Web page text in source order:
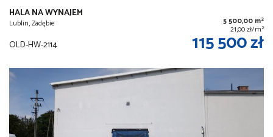
HALA NA WYNAJEM
Lublin, Zadębie 5 500,00 m2
21,00 zł/m2
OLD-HW-2114 115 500 zł